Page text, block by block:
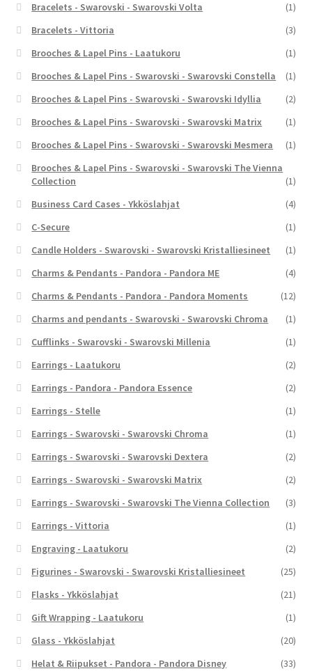
Bracelets - Swarovski - Swarovski Volta
(1)
Bracelets - Vittoria
(3)
Brooches & Lapel Pins - Laatukoru
(1)
Brooches & Lapel Pins - Swarovski - Swarovski Constella
(1)
Brooches & Lapel Pins - Swarovski - Swarovski Idyllia
(2)
Brooches & Lapel Pins - Swarovski - Swarovski Matrix
(1)
Brooches & Lapel Pins - Swarovski - Swarovski Mesmera
(1)
Brooches & Lapel Pins - Swarovski - Swarovski The Vienna
Collection
(1)
Business Card Cases - Ykköslahjat
(4)
C-Secure
(1)
Candle Holders - Swarovski - Swarovski Kristalliesineet
(1)
Charms & Pendants - Pandora - Pandora ME
(4)
Charms & Pendants - Pandora - Pandora Moments
(12)
Charms and pendants - Swarovski - Swarovski Chroma
(1)
Cufflinks - Swarovski - Swarovski Millenia
(1)
Earrings - Laatukoru
(2)
Earrings - Pandora - Pandora Essence
(2)
Earrings - Stelle
(1)
Earrings - Swarovski - Swarovski Chroma
(1)
Earrings - Swarovski - Swarovski Dextera
(2)
Earrings - Swarovski - Swarovski Matrix
(2)
Earrings - Swarovski - Swarovski The Vienna Collection
(3)
Earrings - Vittoria
(1)
Engraving - Laatukoru
(2)
Figurines - Swarovski - Swarovski Kristalliesineet
(25)
Flasks - Ykköslahjat
(21)
Gift Wrapping - Laatukoru
(1)
Glass - Ykköslahjat
(20)
Helat & Riipukset - Pandora - Pandora Disney
(33)